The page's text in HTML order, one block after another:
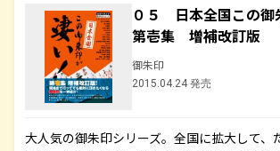
０５ 日本全国この御
第壱集 増補改訂版
御朱印
2015.04.24 発売
大人気の御朱印シリーズ。全国に拡大して、